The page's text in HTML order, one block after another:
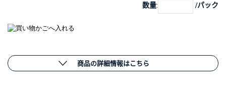
数量: /パック
商品の詳細情報はこちら